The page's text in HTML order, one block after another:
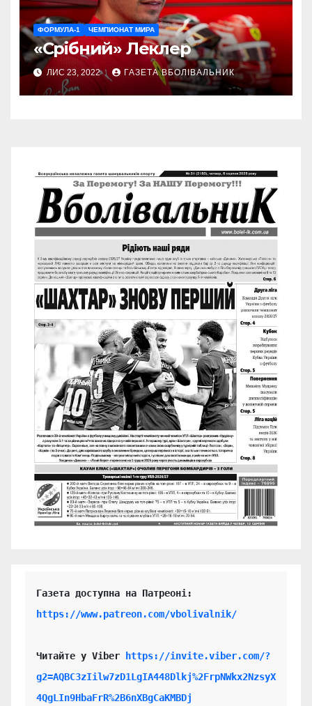
ФОРМУЛА-1 ЧЕМПИОНАТ МИРА
«Срібний» Леклер
ЛИС 23, 2022 ГАЗЕТА ВБОЛІВАЛЬНИК
https://www.patreon.com/vbolivalnik/
Читайте у Viber
https://invite.viber.com/?
g2=AQBC3zIilw7zD1LgIA448Dlkj%2FrpNWkx2NzsyX
4QgLIn9HbaFrR%2B6nXBgCaKMBDj